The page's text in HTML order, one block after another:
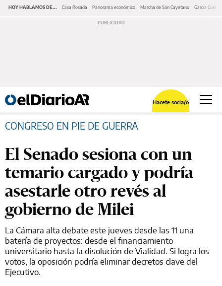
HOY HABLAMOS DE... Casa Rosada Panorama económico Marcha de San Cayetano García Cuerva
Hacete socia/o
CONGRESO EN PIE DE GUERRA
El Senado sesiona con un
temario cargado y podría
asestarle otro revés al
gobierno de Milei
La Cámara alta debate este jueves desde las 11 una
batería de proyectos: desde el financiamiento
universitario hasta la disolución de Vialidad. Si logra los
votos, la oposición podría eliminar decretos clave del
Ejecutivo.